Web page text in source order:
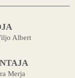
Albert
Merja